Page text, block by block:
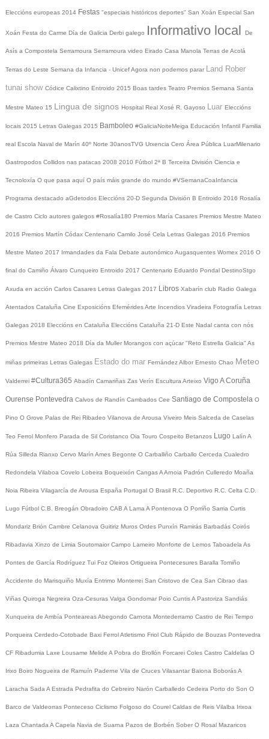
Eleccións europeas 2014 Festas "especiais históricos deportes" San Xoán Especial San
Xoán Festa do Carme Día de Galicia Derbi galego Informativo local De
Asís a Compostela Serramoura Serramoura video Eirado Casa Manola Terras de Acolá
Terras do Leste Semana da Infancia - UnicefAgora non podemos parar Land Rober
tunai show Códice Calixtino Entroido 2015 Boas tardes Teatro Premios Semana Santa
Mestre Mateo 15 Lingua de signos Hospital Real Xosé R. Gayoso Luar Eleccións
locais 2015 Letras Galegas 2015 Bamboleo #GaliciaNoiteMeiga Educación Infantil Familia
real Escola Naval de Marín 40º Norte 30anosTVG Urxencia Cero Área Pública LuarMilenario
Gastropodos Collidos nas patacas 2008 2010 Fútbol 2ª B Terceira División Ciencia e
Tecnoloxía O que pasa aquí O país máis grande do mundo #VSemanaCoaInfancia
Programa destacado aGdetodos Eleccións 20-D Segunda División B Entroido 2016 Rosalía
de Castro Ciclo autores galegos #Rosalía180 Premios María Casares Premios Mestre Mateo
2016 Premios Martín Códax Centenario Camilo José Cela Letras Galegas 2016 Premios
Mestre Mateo 2017 Irmandades da Fala Debate autonómico Augasquentes Womex 2016 O
final do Camiño Álvaro Cunqueiro Entroido 2017 Centenario Eduardo Pondal DestinoStgo
Axuda en acción Carlos Casares Letras Galegas 2017 Libros Xabarín club Radio Galega
Atentados Cataluña Cine Exposicións EfeméridesArte Incendios Viradeira Fotografía Letras
Galegas 2018 Eleccións en Cataluña Eleccións Cataluña 21-D Este Nadal canta con nós
Premios Mestre Mateo 2018 Día da Muller Morangos con açúcar "Reto Estrella Galicia" As
miñas primeiras Letras Galegas Estado do mar Fernández Albor Ernesto Chao Meteo
Valderrei #Cultura365 Abadín Camariñas Zas Verín Escultura Arteixo Vigo A Coruña
Ourense Pontevedra Calvos de Randín Cambados Cee Santiago de Compostela O
Pino O Grove Palas de Rei Ribadeo Vilanova de Arousa Viveiro Meis Salceda de Caselas
Teo Ferrol Monfero Parada de Sil Coristanco Oia Touro Cospeito Betanzos Lugo Lalín A
Rúa Silleda Rianxo Cervo Marín Ames Begonte O Carballiño Carballo Cerceda Cualedro
Redondela Vilaboa Covelo Lobeira Boqueixón CangasA Arnoia Padrón Culleredo Moaña
Noia Ribeira Vilagarcía de Arousa España Portugal O Brasil R.C. Deportivo R.C. Celta C.D.
Lugo Fútbol C.B. Breogán Obradoiro CAB A Lama A Pontenova O Porriño Sarria Curtis
Mondariz Brión Cambre Celanova Guitiriz Muros Ordes Punxín Ramirás Barbadás Coirós
Ribadavia Xinzo de Limia Soutomaior Campo Lameiro Monforte de Lemos Taboadela As
Pontes de García Rodríguez Tui Foz Oleiros Ortigueira Pontecesures Baralla Tomiño
Accidente do Marisquiño Muxía Entrimo Monterrei San Cristovo de Cea San Cibrao das
Viñas Quiroga Negreira Oza-Cesuras Valga Gondomar Poio CuntisA Pastoriza Sandiás
Xunqueira de Ambía PonteareasAbegondo Carnota Montederramo Castro de Rei Tempo
Porqueira Cerdedo-Cotobade Baxi FerrolAtletismo Friol Club Rápido de Bouzas Pontevedra
CF Ribadumia Laxe Lousame Melide A Pobra do Brollón Forcarei Coles Castro Caldelas O
Irixo Boiro Nogueira de Ramuín Paderne Vila de Cruces Vilasantar Baiona BoborásA
Laracha Sada A Estrada Pedrafita do Cebreiro Narón Carballedo Cedeira Porto do Son O
Barco de Valdeorras Ponteceso Ciclismo Folgoso do Courel Caldas de Reis Vilalba Irixoa
Laza Chantada A Capela Navia de Suarna Pazos de Borbén Sober O Rosal Mazaricos